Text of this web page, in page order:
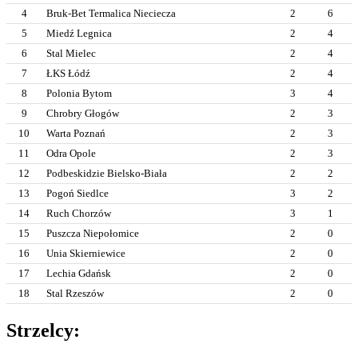
4
Bruk-Bet Termalica Nieciecza 2
6
5
Miedź Legnica 2
4
6
Stal Mielec 2
4
7
ŁKS Łódź 2
4
8
Polonia Bytom 3
4
9
Chrobry Głogów 2
3
10
Warta Poznań 2
3
11
Odra Opole 2
3
12
Podbeskidzie Bielsko-Biała 2
2
13
Pogoń Siedlce 3
2
14
Ruch Chorzów 3
1
15
Puszcza Niepołomice 2
0
16
Unia Skierniewice 2
0
17
Lechia Gdańsk 2
0
18
Stal Rzeszów 2 0
Strzelcy: